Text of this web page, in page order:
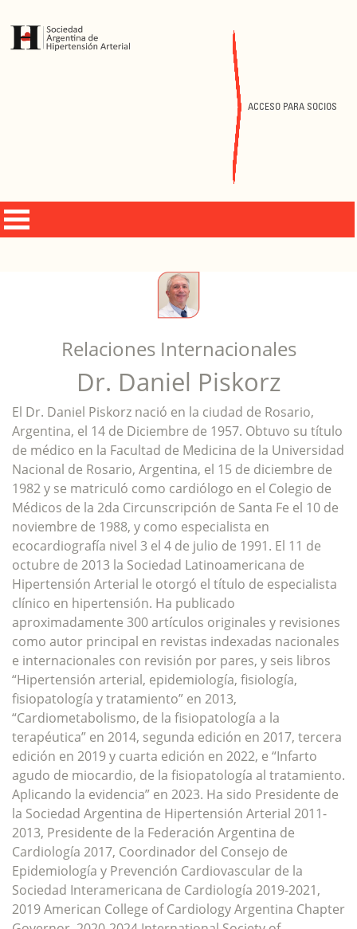
ACCESO PARA SOCIOS
Relaciones Internacionales
Dr. Daniel Piskorz
El Dr. Daniel Piskorz nació en la ciudad de Rosario,
Argentina, el 14 de Diciembre de 1957. Obtuvo su título
de médico en la Facultad de Medicina de la Universidad
Nacional de Rosario, Argentina, el 15 de diciembre de
1982 y se matriculó como cardiólogo en el Colegio de
Médicos de la 2da Circunscripción de Santa Fe el 10 de
noviembre de 1988, y como especialista en
ecocardiografía nivel 3 el 4 de julio de 1991. El 11 de
octubre de 2013 la Sociedad Latinoamericana de
Hipertensión Arterial le otorgó el título de especialista
clínico en hipertensión. Ha publicado
aproximadamente 300 artículos originales y revisiones
como autor principal en revistas indexadas nacionales
e internacionales con revisión por pares, y seis libros
“Hipertensión arterial, epidemiología, fisiología,
fisiopatología y tratamiento” en 2013,
“Cardiometabolismo, de la fisiopatología a la
terapéutica” en 2014, segunda edición en 2017, tercera
edición en 2019 y cuarta edición en 2022, e “Infarto
agudo de miocardio, de la fisiopatología al tratamiento.
Aplicando la evidencia” en 2023. Ha sido Presidente de
la Sociedad Argentina de Hipertensión Arterial 2011-
2013, Presidente de la Federación Argentina de
Cardiología 2017, Coordinador del Consejo de
Epidemiología y Prevención Cardiovascular de la
Sociedad Interamericana de Cardiología 2019-2021,
2019 American College of Cardiology Argentina Chapter